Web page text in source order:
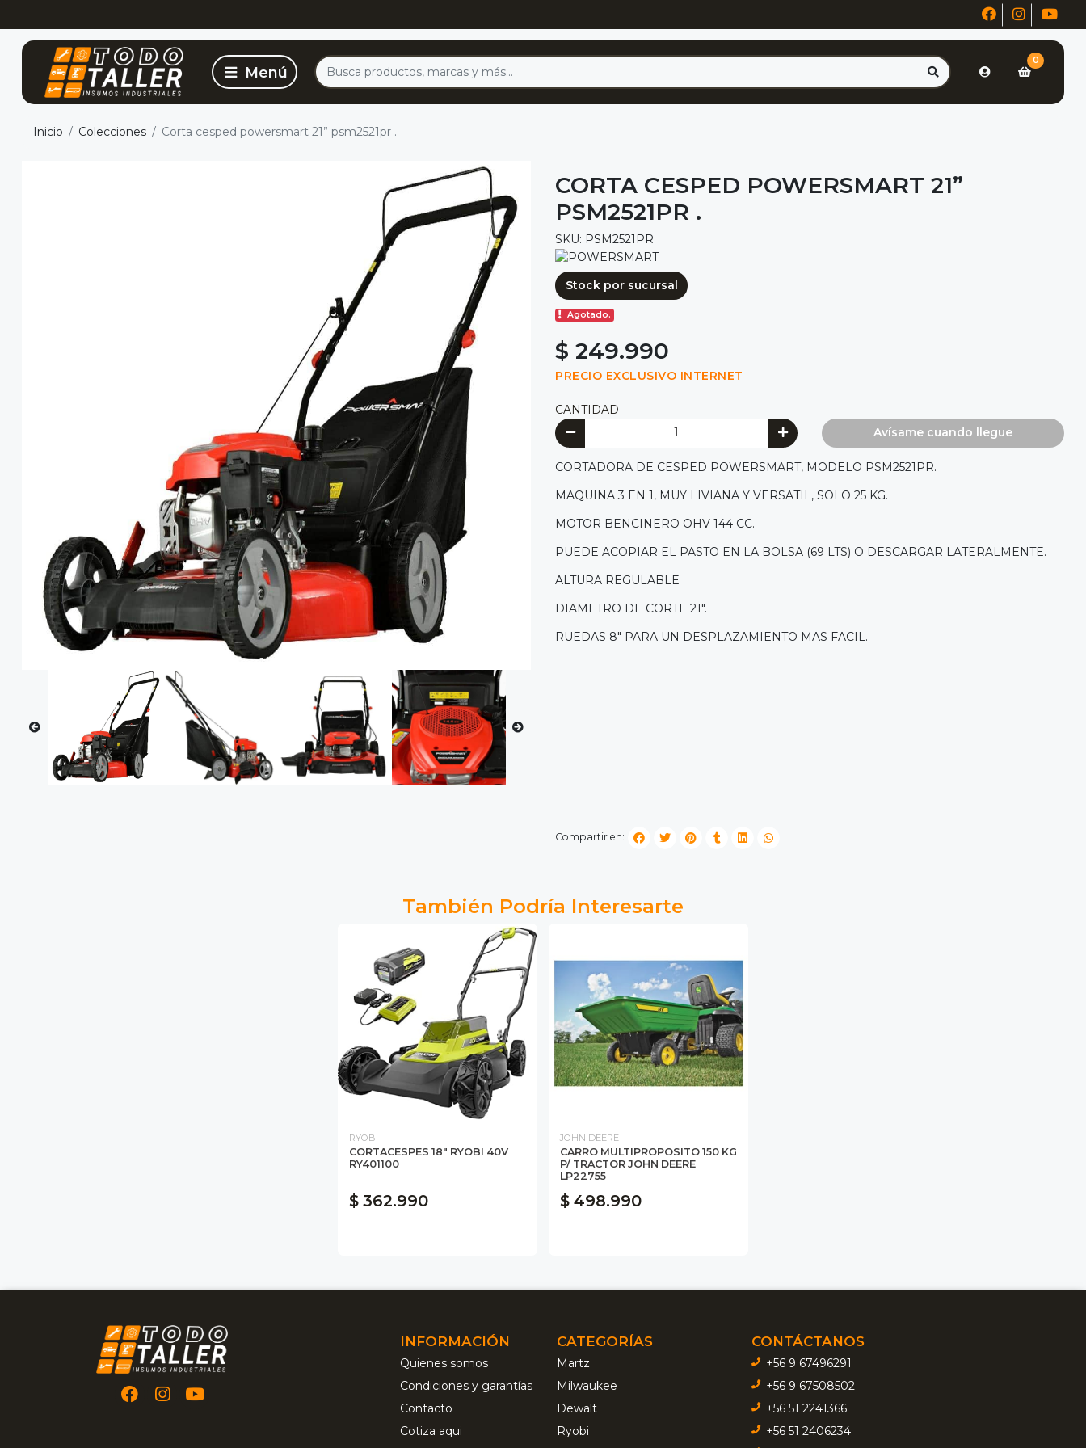
0
Inicio Colecciones Corta cesped powersmart 21” psm2521pr .
CORTA CESPED POWERSMART 21”
PSM2521PR .
SKU: PSM2521PR
Stock por sucursal
Agotado.
$ 249.990
PRECIO EXCLUSIVO INTERNET
CANTIDAD
Avísame cuando llegue
CORTADORA DE CESPED POWERSMART, MODELO PSM2521PR.
MAQUINA 3 EN 1, MUY LIVIANA Y VERSATIL, SOLO 25 KG.
MOTOR BENCINERO OHV 144 CC.
PUEDE ACOPIAR EL PASTO EN LA BOLSA (69 LTS) O DESCARGAR LATERALMENTE.
ALTURA REGULABLE
DIAMETRO DE CORTE 21".
RUEDAS 8" PARA UN DESPLAZAMIENTO MAS FACIL.
Compartir en:
También Podría Interesarte
RYOBI
CORTACESPES 18" RYOBI 40V
RY401100
$ 362.990
JOHN DEERE
CARRO MULTIPROPOSITO 150 KG
P/ TRACTOR JOHN DEERE
LP22755
$ 498.990
INFORMACIÓN
Quienes somos
Condiciones y garantías
Contacto
Cotiza aqui
CATEGORÍAS
Martz
Milwaukee
Dewalt
Ryobi
CONTÁCTANOS
+56 9 67496291
+56 9 67508502
+56 51 2241366
+56 51 2406234